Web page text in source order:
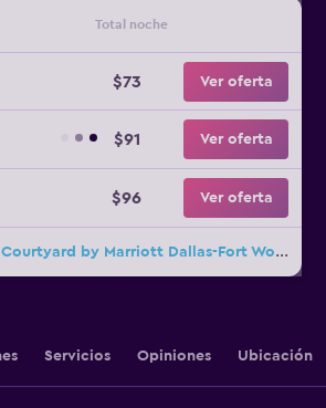
Total noche
$73 Ver oferta
$91 Ver oferta
$96 Ver oferta
19 ofertas más de Courtyard by Marriott Dallas-Fort Worth/Bedford
Servicios Opiniones Ubicación